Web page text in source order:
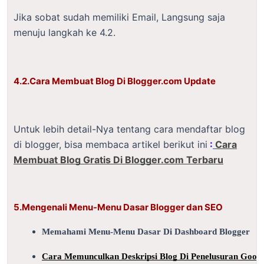
Jika sobat sudah memiliki Email, Langsung saja
menuju langkah ke 4.2.
4.2.Cara Membuat Blog Di Blogger.com Update
Untuk lebih detail-Nya tentang cara mendaftar blog
di blogger, bisa membaca artikel berikut ini : Cara
Membuat Blog Gratis Di Blogger.com Terbaru
5.Mengenali Menu-Menu Dasar Blogger dan SEO
Memahami Menu-Menu Dasar Di Dashboard Blogger
Cara Memunculkan Deskripsi Blog Di Penelusuran